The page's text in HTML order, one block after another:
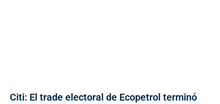
Citi: El trade electoral de Ecopetrol terminó